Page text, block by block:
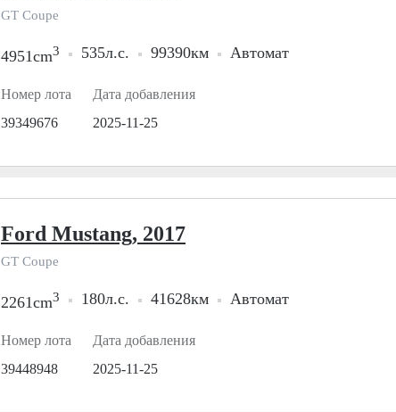
GT Coupe
4951cm3 535л.с. 99390км Автомат
Номер лота
39349676
Дата добавления
2025-11-25
Ford Mustang, 2017
GT Coupe
2261cm3 180л.с. 41628км Автомат
Номер лота
39448948
Дата добавления
2025-11-25